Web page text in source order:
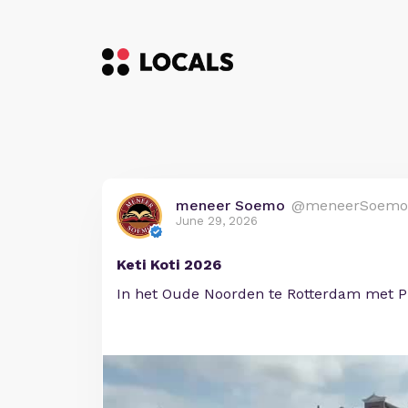
meneer Soemo @meneerSoemo
June 29, 2026
Keti Koti 2026
In het Oude Noorden te Rotterdam met